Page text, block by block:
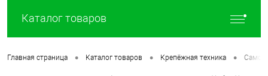
Каталог товаров
Главная страница • Каталог товаров • Крепёжная техника •